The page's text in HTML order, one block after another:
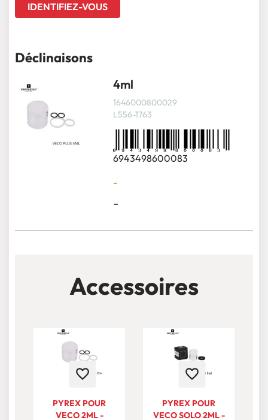
IDENTIFIEZ-VOUS
Déclinaisons
4ml
1646000800029
L556-1763
6943498600083
-
-
Accessoires
favorite_border
PYREX POUR
VECO 2ML -
favorite_border
PYREX POUR
VECO SOLO 2ML -